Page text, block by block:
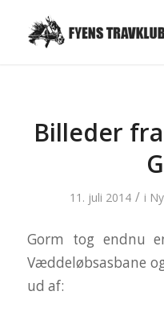
Billeder
11. juli 2014 / i
Gorm tog endnu
Væddeløbsasbane
ud af: